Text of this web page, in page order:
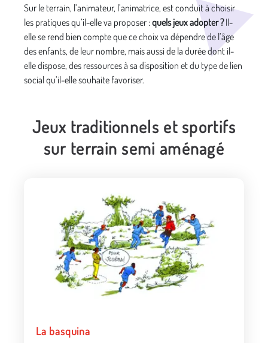
Sur le terrain, l’animateur, l’animatrice, est conduit à choisir
les pratiques qu’il-elle va proposer :quels jeux adopter ?Il-
elle se rend bien compte que ce choix va dépendre de l’âge
des enfants, de leur nombre, mais aussi de la durée dont il-
elle dispose, des ressources à sa disposition et du type de lien
social qu’il-elle souhaite favoriser.
Jeux traditionnels et sportifs
sur terrain semi aménagé
La basquina